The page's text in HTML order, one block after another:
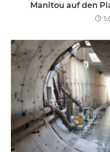
Manitou auf den